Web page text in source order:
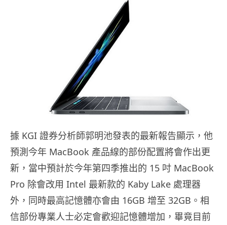
據 KGI 證券分析師郭明池發表的最新報告顯示，他
預測今年 MacBook 產品線的部份配置將會作出更
新，當中預計於今年第四季推出的 15 吋 MacBook
Pro 除會改用 Intel 最新款的 Kaby Lake 處理器
外，同時最高記憶體亦會由 16GB 增至 32GB。相
信部份專業人士必定會歡迎記憶體增加，畢竟目前